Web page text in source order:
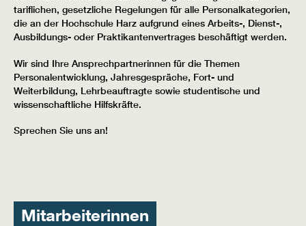
tariflichen, gesetzliche Regelungen für alle Personalkategorien,
die an der Hochschule Harz aufgrund eines Arbeits-, Dienst-,
Ausbildungs- oder Praktikantenvertrages beschäftigt werden.
Wir sind Ihre Ansprechpartnerinnen für die Themen
Personalentwicklung, Jahresgespräche, Fort- und
Weiterbildung, Lehrbeauftragte sowie studentische und
wissenschaftliche Hilfskräfte.
Sprechen Sie uns an!
Mitarbeiterinnen